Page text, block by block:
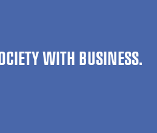
WITH BUSINESS.